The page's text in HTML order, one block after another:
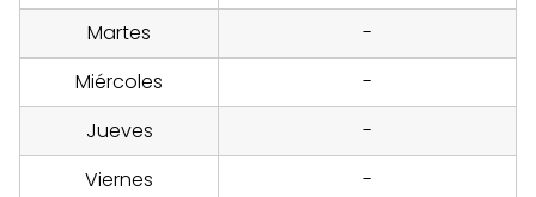
Martes
-
Miércoles
-
Jueves
-
Viernes
-